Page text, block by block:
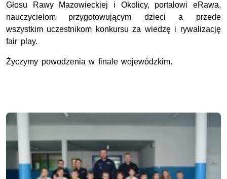
Głosu Rawy Mazowieckiej i Okolicy, portalowi eRawa,
nauczycielom przygotowującym dzieci a przede
wszystkim uczestnikom konkursu za wiedzę i rywalizację
fair play.
Życzymy powodzenia w finale wojewódzkim.